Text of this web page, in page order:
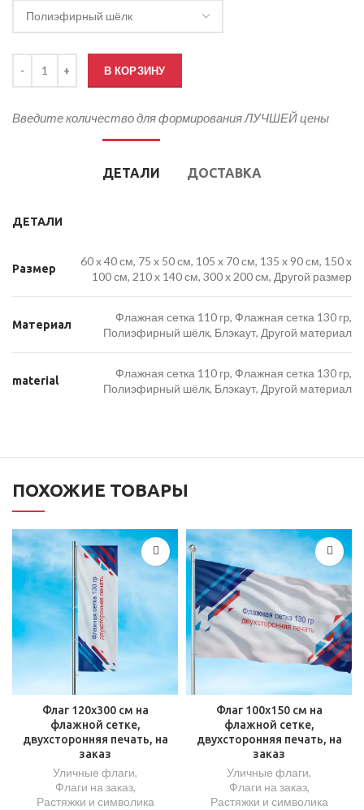
В КОРЗИНУ
Введите количество для формирования ЛУЧШЕЙ цены
ДЕТАЛИ ДОСТАВКА
ДЕТАЛИ
Размер
60 x 40 см, 75 x 50 см, 105 x 70 см, 135 x 90 см, 150 x
100 см, 210 x 140 см, 300 x 200 см, Другой размер
Материал
Флажная сетка 110 гр, Флажная сетка 130 гр,
Полиэфирный шёлк, Блэкаут, Другой материал
material
Флажная сетка 110 гр, Флажная сетка 130 гр,
Полиэфирный шёлк, Блэкаут, Другой материал
ПОХОЖИЕ ТОВАРЫ
Флаг 120х300 см на
флажной сетке,
двухсторонняя печать, на
заказ
Уличные флаги,
Флаги на заказ,
Растяжки и символика
Флаг 100х150 см на
флажной сетке,
двухсторонняя печать, на
заказ
Уличные флаги,
Флаги на заказ,
Растяжки и символика